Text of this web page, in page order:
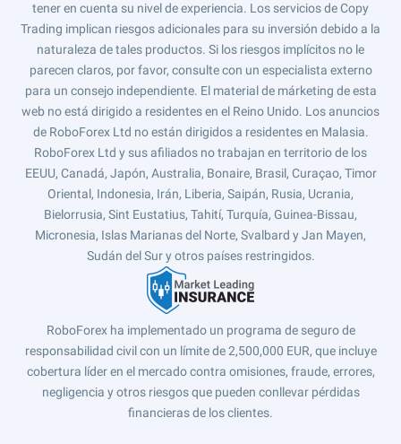
tener en cuenta su nivel de experiencia. Los servicios de Copy
Trading implican riesgos adicionales para su inversión debido a la
naturaleza de tales productos. Si los riesgos implícitos no le
parecen claros, por favor, consulte con un especialista externo
para un consejo independiente. El material de márketing de esta
web no está dirigido a residentes en el Reino Unido. Los anuncios
de RoboForex Ltd no están dirigidos a residentes en Malasia.
RoboForex Ltd y sus afiliados no trabajan en territorio de los
EEUU, Canadá, Japón, Australia, Bonaire, Brasil, Curaçao, Timor
Oriental, Indonesia, Irán, Liberia, Saipán, Rusia, Ucrania,
Bielorrusia, Sint Eustatius, Tahití, Turquía, Guinea-Bissau,
Micronesia, Islas Marianas del Norte, Svalbard y Jan Mayen,
Sudán del Sur y otros países restringidos.
RoboForex ha implementado un programa de seguro de
responsabilidad civil con un límite de 2,500,000 EUR, que incluye
cobertura líder en el mercado contra omisiones, fraude, errores,
negligencia y otros riesgos que pueden conllevar pérdidas
financieras de los clientes.